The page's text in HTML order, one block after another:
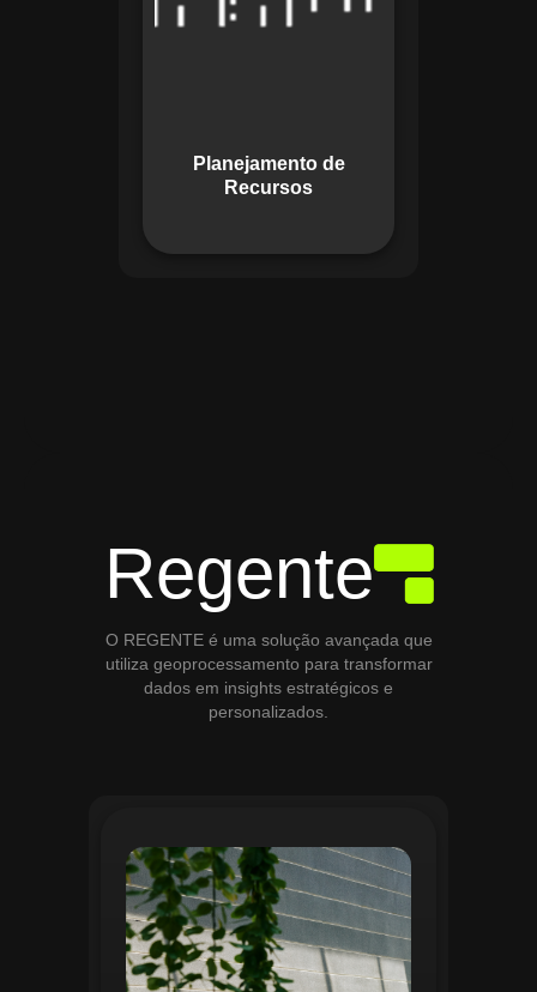
Planejamento de
Recursos
garante o uso
promovendo
Regente
O REGENTE é uma solução avançada que
utiliza geoprocessamento para transformar
dados em insights estratégicos e
personalizados.
O módulo de Gestão de Áreas Verdes do
Regente aplica tecnologias avançadas de
geoprocessamento para mapear e
monitorar espaços verdes, registrando
localização, tipo de vegetação e estado
de conservação. Ele organiza fluxos de
manutenção e garante que as atividades
sejam realizadas de forma eficiente e